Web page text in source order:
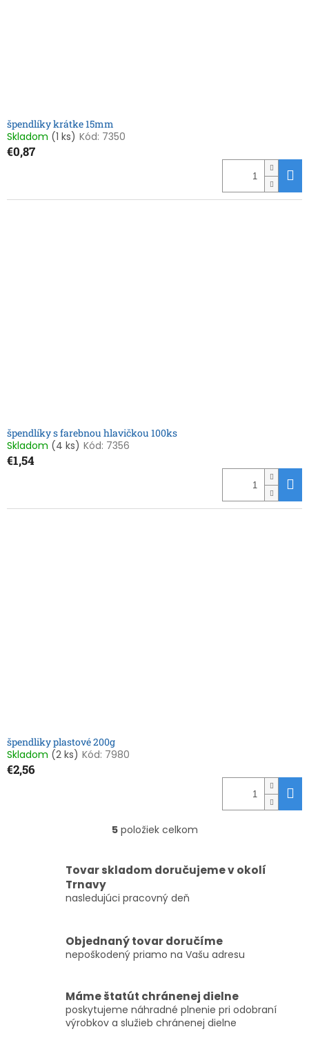
špendlíky krátke 15mm
Skladom (1 ks) Kód: 7350
€0,87
špendlíky s farebnou hlavičkou 100ks
Skladom (4 ks) Kód: 7356
€1,54
špendliky plastové 200g
Skladom (2 ks) Kód: 7980
€2,56
O
á
a
e
p
k
y
v
ý
5položiek celkom
Tovar skladom doručujeme v okolí
Trnavy
nasledujúci pracovný deň
Objednaný tovar doručíme
nepoškodený priamo na Vašu adresu
Máme štatút chránenej dielne
poskytujeme náhradné plnenie pri odobraní
výrobkov a služieb chránenej dielne